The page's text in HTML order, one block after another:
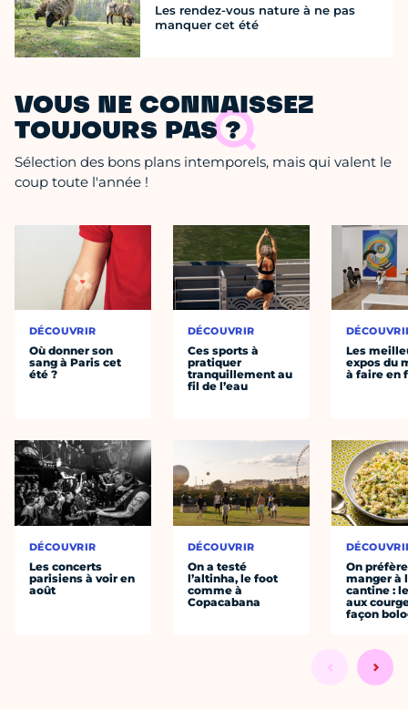
Les rendez-vous nature à ne pas
manquer cet été
VOUS NE CONNAISSEZ
TOUJOURS PAS ?
Sélection des bons plans intemporels, mais qui valent le
coup toute l'année !
DÉCOUVRIR
Où donner son
sang à Paris cet
été ?
DÉCOUVRIR
Les concerts
parisiens à voir en
août
DÉCOUVRIR
Ces sports à
pratiquer
tranquillement au
fil de l’eau
DÉCOUVRIR
On a testé
l’altinha, le foot
comme à
Copacabana
Les
expos du
à faire en
On préfère
manger à
cantine :
aux
façon